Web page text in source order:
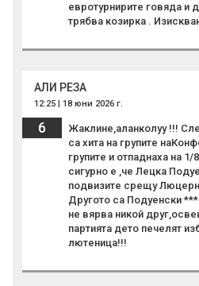
евротурнирите говяда и
трябва козирка .
АЛИ РЕЗА
12:25 | 18 юни 2026 г.
6
Жаклине,аланколуу !!!
са хита на групите
групите и отпаднаха на
сигурно е ,че Лецка
подвизите срещу
Другото са Подуенски ***
не вярва никой
партията дето печелят
лютеница!!!